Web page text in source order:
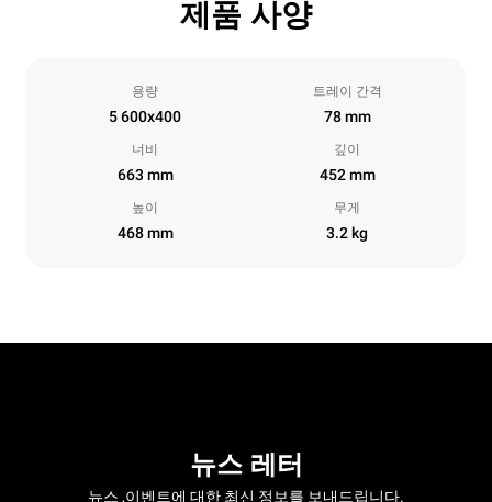
제품 사양
용량
5 600x400
트레이 간격
78 mm
너비
663 mm
깊이
452 mm
높이
468 mm
무게
3.2 kg
뉴스 레터
뉴스 ,이벤트에 대한 최신 정보를 보내드립니다.